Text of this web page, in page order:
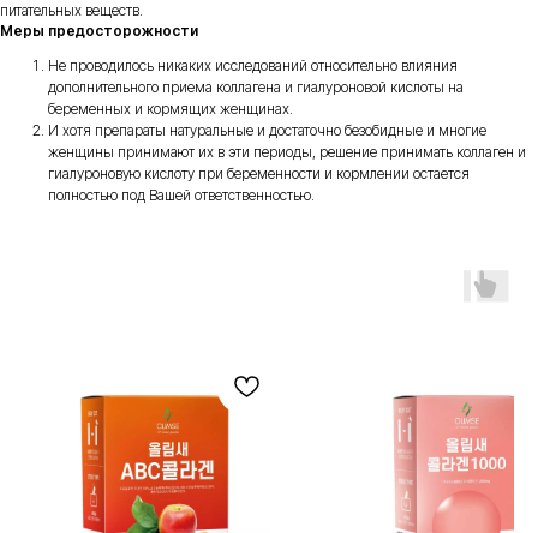
питательных веществ.
Меры предосторожности
Не проводилось никаких исследований относительно влияния
дополнительного приема коллагена и гиалуроновой кислоты на
беременных и кормящих женщинах.
И хотя препараты натуральные и достаточно безобидные и многие
женщины принимают их в эти периоды, решение принимать коллаген и
гиалуроновую кислоту при беременности и кормлении остается
полностью под Вашей ответственностью.